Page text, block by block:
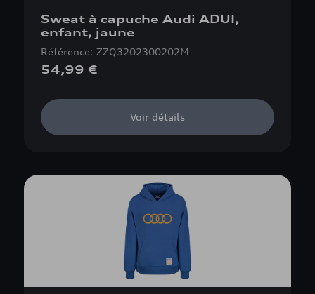
Sweat à capuche Audi ADUI,
enfant, jaune
Référence: ZZQ3202300202M
54,99 €
Voir détails